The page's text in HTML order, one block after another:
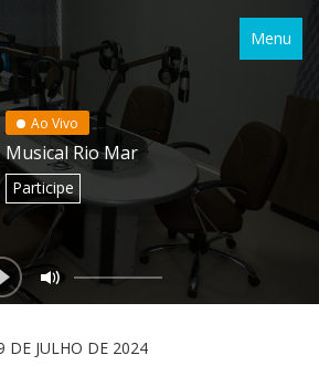
Menu
Ao Vivo
Musical Rio Mar
Participe
DE JULHO DE 2024